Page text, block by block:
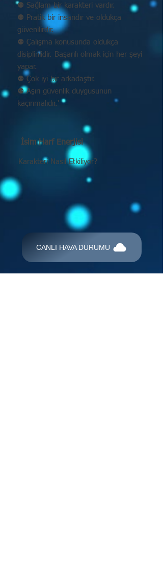
⚉ Sağlam bir karakteri vardır.
⚉ Pratik bir insandır ve oldukça
güvenilirdir.
⚉ Çalışma konusunda oldukça
disiplinlidir. Başarılı olmak için her şeyi
yapar.
⚉ Çok iyi bir arkadaştır.
⚉ Aşırı güvenlik duygusunun
kaçınmalıdır.'
İsim Harf Enerjisi
Karakteri Nasıl Etkiliyor?
CANLI HAVA DURUMU